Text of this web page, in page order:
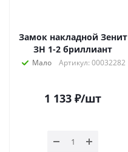
Замок накладной Зенит
ЗН 1-2 бриллиант
Мало Артикул: 00032282
1 133 ₽/шт